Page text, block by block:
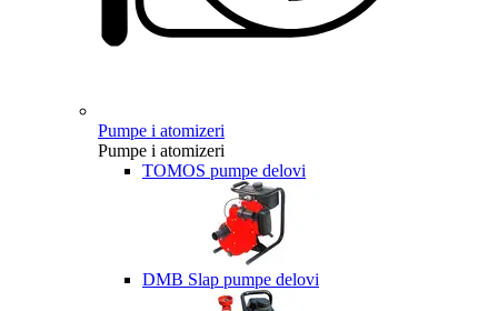
Pumpe i atomizeri
Pumpe i atomizeri
TOMOS pumpe delovi
DMB Slap pumpe delovi